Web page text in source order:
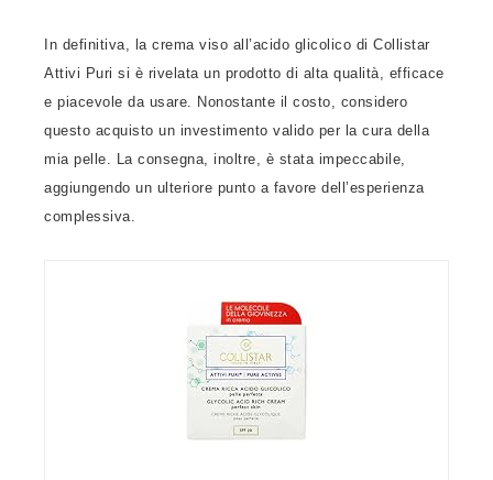
In definitiva, la crema viso all’acido glicolico di Collistar
Attivi Puri si è rivelata un prodotto di alta qualità, efficace
e piacevole da usare. Nonostante il costo, considero
questo acquisto un investimento valido per la cura della
mia pelle. La consegna, inoltre, è stata impeccabile,
aggiungendo un ulteriore punto a favore dell’esperienza
complessiva.